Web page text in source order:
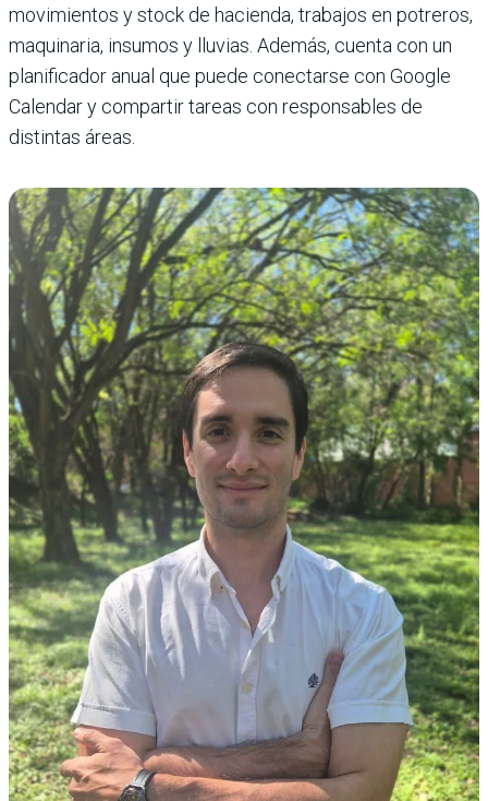
movimientos y stock de hacienda, trabajos en potreros,
maquinaria, insumos y lluvias. Además, cuenta con un
planificador anual que puede conectarse con Google
Calendar y compartir tareas con responsables de
distintas áreas.